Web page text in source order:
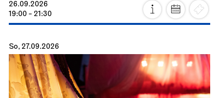
26.09.2026
19:00 - 21:30
So, 27.09.2026